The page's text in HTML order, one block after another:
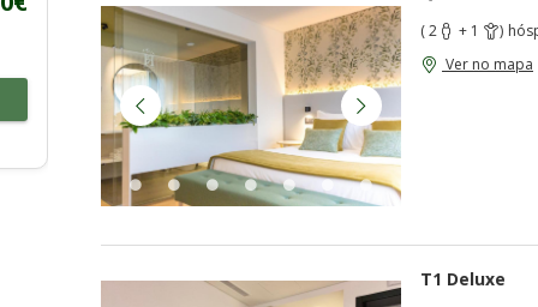
( 2 + 1 )
Ver no mapa
T1 Deluxe